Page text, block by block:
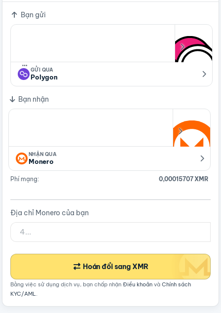
Bạn gửi
…
GỬI QUA
Polygon
Bạn nhận
NHẬN QUA
Monero
Phí mạng: 0,00015707 XMR
Địa chỉ Monero của bạn
Hoán đổi sang XMR
Bằng việc sử dụng dịch vụ, bạn chấp nhận Điều khoản và Chính sách
KYC/AML.